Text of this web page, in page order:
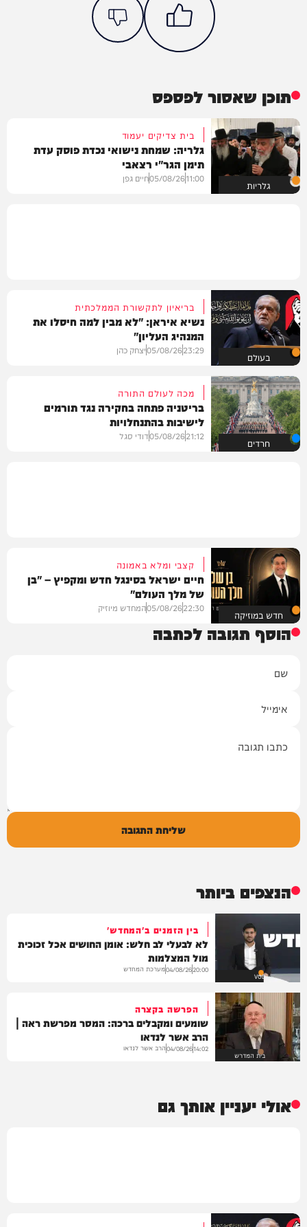
תוכן שאסור לפספס
גלריות
בית צדיקים יעמוד
גלריה: שמחת נישואי נכדת פוסק עדת
תימן הגר"י רצאבי
11:00
05/08/26חיים גפן
בעולם
בריאיון לתקשורת הממלכתית
נשיא איראן: "לא מבין למה חיסלו את
המנהיג העליון"
23:29
05/08/26יצחק כהן
חרדים
מכה לעולם התורה
בריטניה פתחה בחקירה נגד תורמים
לישיבות בהתנחלויות
21:12
05/08/26דודי סגל
חדש במוזיקה
קצבי ומלא באמונה
חיים ישראל בסינגל חדש ומקפיץ – "בן
של מלך העולם"
22:30
05/08/26המחדש מיוזיק
הוסף תגובה לכתבה
שליחת התגובה
הנצפים ביותר
VOD
בין הזמנים ב'המחדש'
לא לבעלי לב חלש: אומן החושים אכל זכוכית
מול המצלמות
20:00
04/08/26מערכת המחדש
בית המדרש
הפרשה בקצרה
שומעים ומקבלים ברכה: המסר מפרשת ראה |
הרב אשר לנדאו
14:02
04/08/26הרב אשר לנדאו
אולי יעניין אותך גם